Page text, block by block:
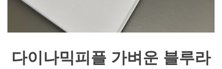
다이나믹피플 가벼운 블루라